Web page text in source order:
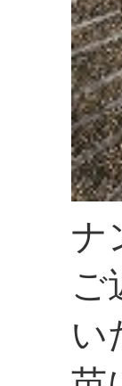
ナ
ご
い